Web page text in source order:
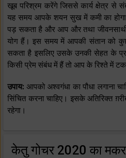
खूब परिश्रम करेंगे जिससे कार्य क्षेत्र से
यह समय आपके शयन सुख में कमी का होगा
पड़ सकता है और आप और तथा
योग हैं। इस समय में आपकी संतान को
सकता है इसलिए उसके उनकी सेहत के
किसी प्रेम संबंध में हैं तो आप के रिश्ते में
उपाय: आपको अश्वगंधा का पौधा लगाना
सिंचित करना चाहिए। इसके अतिरिक्त
रहेगा।
केतु गोचर 2020 का